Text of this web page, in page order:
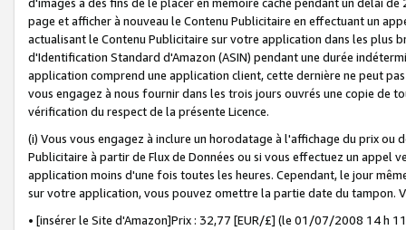
page et afficher à nouveau le Contenu Publicitaire en effectuant un
actualisant le Contenu Publicitaire sur votre application dans les plus
d'Identification Standard d'Amazon (ASIN) pendant une durée
application comprend une application client, cette dernière ne peut
vous engagez à nous fournir dans les trois jours ouvrés une copie de
vérification du respect de la présente Licence.
(i) Vous vous engagez à inclure un horodatage à l'affichage du prix
Publicitaire à partir de Flux de Données ou si vous effectuez un appel
application moins d'une fois toutes les heures. Cependant, le jour
sur votre application, vous pouvez omettre la partie date du tampon.
• [insérer le Site d'Amazon]Prix : 32,77 [EUR/£] (le 01/07/2008 14 h